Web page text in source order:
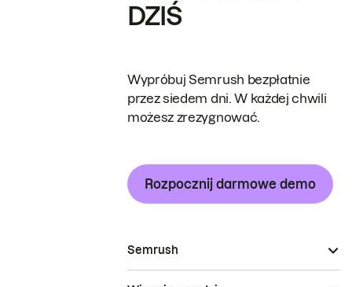
DZIŚ
Wypróbuj Semrush bezpłatnie
przez siedem dni. W każdej chwili
możesz zrezygnować.
Rozpocznij darmowe demo
Semrush